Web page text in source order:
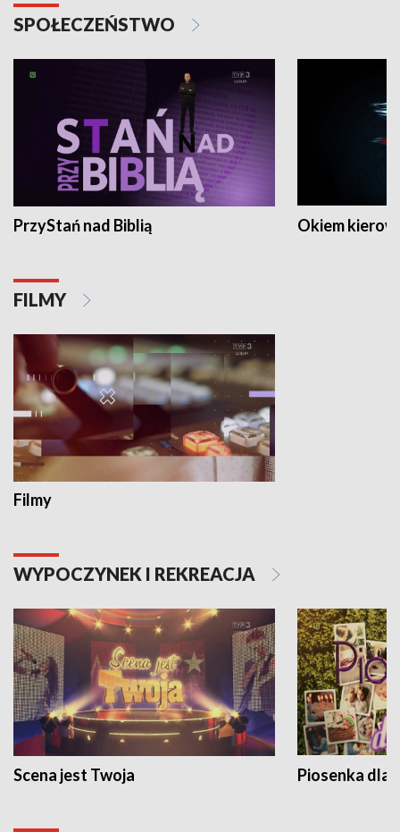
SPOŁECZEŃSTWO
PrzyStań nad Biblią Okiem
FILMY
Filmy
WYPOCZYNEK I REKREACJA
Scena jest Twoja Piosenka dla